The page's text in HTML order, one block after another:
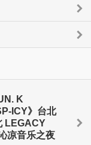
K
ICY》台北
LEGACY
凉音乐之夜